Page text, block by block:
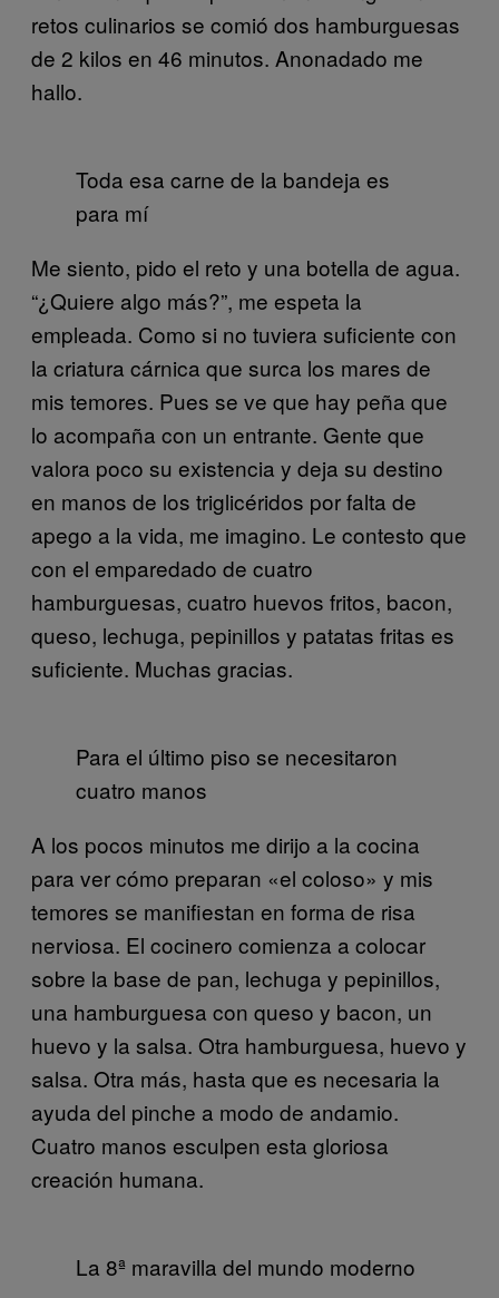
retos culinarios se comió dos hamburguesas
de 2 kilos en 46 minutos. Anonadado me
hallo.
Toda esa carne de la bandeja es
para mí
Me siento, pido el reto y una botella de agua.
“¿Quiere algo más?”, me espeta la
empleada. Como si no tuviera suficiente con
la criatura cárnica que surca los mares de
mis temores. Pues se ve que hay peña que
lo acompaña con un entrante. Gente que
valora poco su existencia y deja su destino
en manos de los triglicéridos por falta de
apego a la vida, me imagino. Le contesto que
con el emparedado de cuatro
hamburguesas, cuatro huevos fritos, bacon,
queso, lechuga, pepinillos y patatas fritas es
suficiente. Muchas gracias.
Para el último piso se necesitaron
cuatro manos
A los pocos minutos me dirijo a la cocina
para ver cómo preparan «el coloso» y mis
temores se manifiestan en forma de risa
nerviosa. El cocinero comienza a colocar
sobre la base de pan, lechuga y pepinillos,
una hamburguesa con queso y bacon, un
huevo y la salsa. Otra hamburguesa, huevo y
salsa. Otra más, hasta que es necesaria la
ayuda del pinche a modo de andamio.
Cuatro manos esculpen esta gloriosa
creación humana.
La 8ª maravilla del mundo moderno